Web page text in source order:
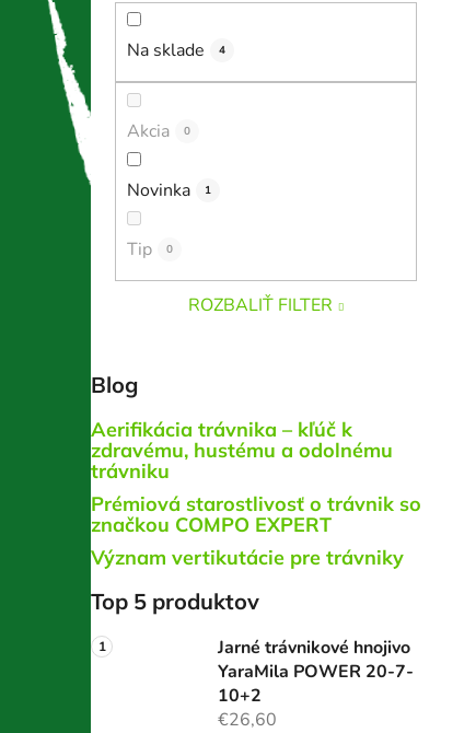
Na sklade 4
Akcia 0
Novinka 1
Tip 0
ROZBALIŤ FILTER
Blog
Aerifikácia trávnika – kľúč k
zdravému, hustému a odolnému
trávniku
Prémiová starostlivosť o trávnik so
značkou COMPO EXPERT
Význam vertikutácie pre trávniky
Top 5 produktov
Jarné trávnikové hnojivo
YaraMila POWER 20-7-
10+2
€26,60